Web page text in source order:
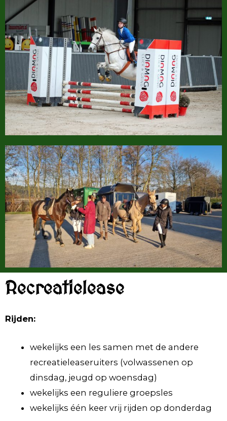
Recreatielease
Rijden:
wekelijks een les samen met de andere
recreatieleaseruiters (volwassenen op
dinsdag, jeugd op woensdag)
wekelijks een reguliere groepsles
wekelijks één keer vrij rijden op donderdag